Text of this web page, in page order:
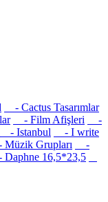
- Cactus Tasarımlar
- Film Afişleri
-
- Istanbul
- I write
Grupları
-
16,5*23,5